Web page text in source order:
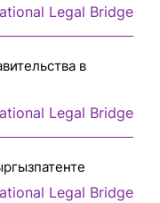
Legal Bridge
в
Legal Bridge
Legal Bridge